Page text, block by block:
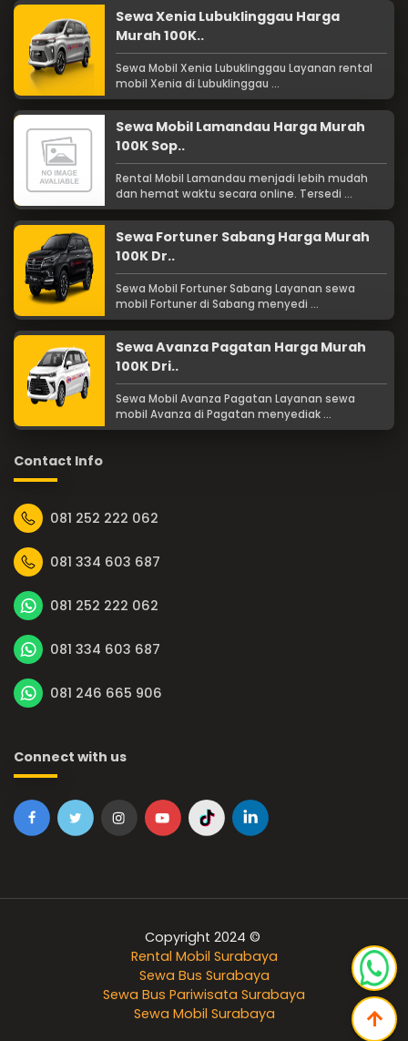
Sewa Xenia Lubuklinggau Harga
Murah 100K..
Sewa Mobil Xenia Lubuklinggau Layanan rental
mobil Xenia di Lubuklinggau ...
Sewa Mobil Lamandau Harga Murah
100K Sop..
Rental Mobil Lamandau menjadi lebih mudah
dan hemat waktu secara online. Tersedi ...
Sewa Fortuner Sabang Harga Murah
100K Dr..
Sewa Mobil Fortuner Sabang Layanan sewa
mobil Fortuner di Sabang menyedi ...
Sewa Avanza Pagatan Harga Murah
100K Dri..
Sewa Mobil Avanza Pagatan Layanan sewa
mobil Avanza di Pagatan menyediak ...
Contact Info
081 252 222 062
081 334 603 687
081 252 222 062
081 334 603 687
081 246 665 906
Connect with us
Copyright 2024 ©
Rental Mobil Surabaya
Sewa Bus Surabaya
Sewa Bus Pariwisata Surabaya
Sewa Mobil Surabaya
arrow_upward